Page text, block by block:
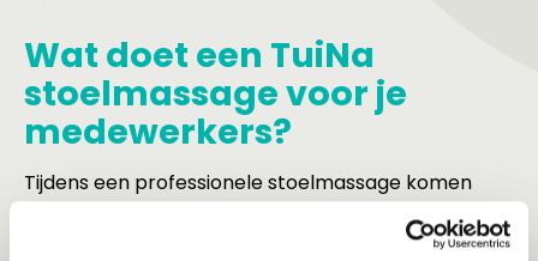
Wat doet een TuiNa
stoelmassage voor je
medewerkers?
Tijdens een professionele stoelmassage komen
kunnen ze direct los gemasseerd worden. Dit